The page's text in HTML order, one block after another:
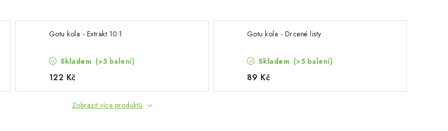
Gotu kola - Extrakt 10:1
Skladem (>5 balení)
122 Kč
Gotu kola - Drcené listy
Skladem (>5 balení)
89 Kč
Zobrazit více produktů